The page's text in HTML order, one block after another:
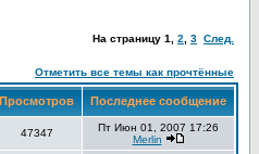
На страницу 1 2 3 След.
Отметить все темы как прочтённые
Просмотров Последнее сообщение
47347
Пт Июн 01, 2007 17:26
Merlin